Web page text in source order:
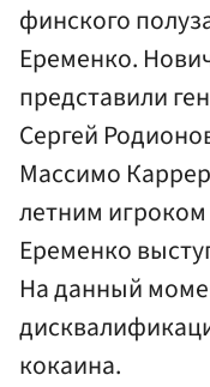
финского
Еременко.
представили
Сергей
Массимо
летним
Еременко
На данный
кокаина.